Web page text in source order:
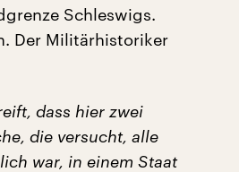
Schleswigs.
Der Militärhistoriker
dass hier zwei
die versucht, alle
war, in einem Staat